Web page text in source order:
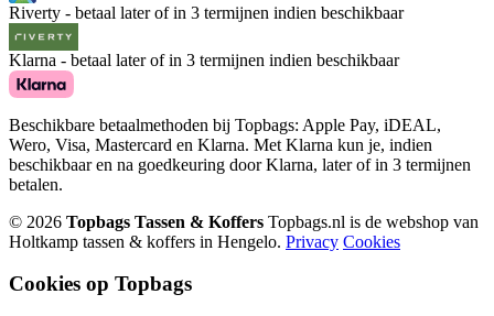
Riverty - betaal later of in 3 termijnen indien beschikbaar
Klarna - betaal later of in 3 termijnen indien beschikbaar
Beschikbare betaalmethoden bij Topbags: Apple Pay, iDEAL,
Wero, Visa, Mastercard en Klarna. Met Klarna kun je, indien
beschikbaar en na goedkeuring door Klarna, later of in 3 termijnen
betalen.
© 2026 Topbags Tassen & Koffers Topbags.nl is de webshop van
Holtkamp tassen & koffers in Hengelo. Privacy Cookies
Cookies op Topbags